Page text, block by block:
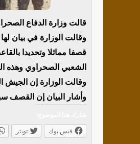
قالت وزارة الدفاع
الشعبي الصحراوي وهذه المرة على
وقالت الوزارة إن الجيش
وأشار البيان إن القصف
فيس بوك تويتر